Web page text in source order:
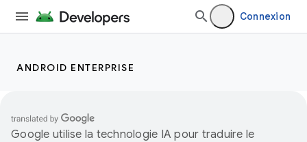
Connexion
ANDROID ENTERPRISE
Google utilise la technologie IA pour traduire le